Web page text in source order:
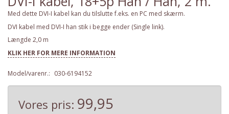
Med dette DVI-I kabel kan du tilslutte f.eks. en PC med skærm.
DVI kabel med DVI-I han stik i begge ender (Single link).
Længde 2,0 m
KLIK HER FOR MERE INFORMATION
Model/varenr.: 030-6194152
Vores pris: 99,95